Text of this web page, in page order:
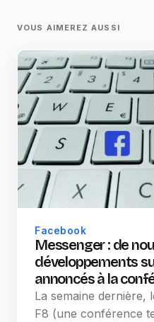
VOUS AIMEREZ AUSSI
Facebook
Messenger : de
développements
annoncés à la
La semaine dernière,
F8 (une conférence